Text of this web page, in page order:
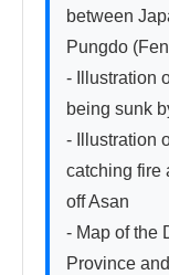
between
Pungdo
- Illustration
being sunk
- Illustration
catching fire
off Asan
- Map of the
Province